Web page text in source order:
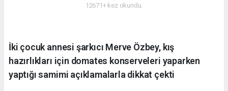
12671+ kez okundu.
İki çocuk annesi şarkıcı Merve Özbey, kış
hazırlıkları için domates konserveleri yaparken
yaptığı samimi açıklamalarla dikkat çekti